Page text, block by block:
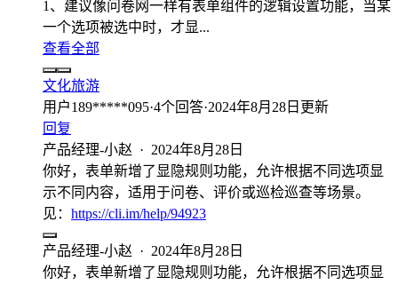
1、建议像问卷网一样有表单组件的逻辑设置功能，当某
一个选项被选中时，才显...
查看全部
文化旅游
用户189*****095·4个回答·2024年8月28日更新
回复
产品经理-小赵 · 2024年8月28日
你好，表单新增了显隐规则功能，允许根据不同选项显
示不同内容，适用于问卷、评价或巡检巡查等场景。
见： https://cli.im/help/94923
产品经理-小赵 · 2024年8月28日
你好，表单新增了显隐规则功能，允许根据不同选项显